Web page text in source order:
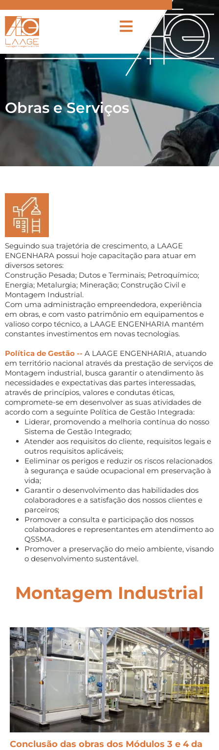
Obras e Serviços
Seguindo sua trajetória de crescimento, a LAAGE
ENGENHARA possui hoje capacitação para atuar em
diversos setores:
Construção Pesada; Dutos e Terminais; Petroquímico;
Energia; Metalurgia; Mineração; Construção Civil e
Montagem Industrial.
Com uma administração empreendedora, experiência
em obras, e com vasto patrimônio em equipamentos e
valioso corpo técnico, a LAAGE ENGENHARIA mantém
constantes investimentos em novas tecnologias.
Política de Gestão -- A LAAGE ENGENHARIA, atuando
em território nacional através da prestação de serviços de
Montagem industrial, busca garantir o atendimento às
necessidades e expectativas das partes interessadas,
através de princípios, valores e condutas éticas,
compromete-se em desenvolver as suas atividades de
acordo com a seguinte Política de Gestão Integrada:
Liderar, promovendo a melhoria contínua do nosso
Sistema de Gestão Integrado;
Atender aos requisitos do cliente, requisitos legais e
outros requisitos aplicáveis;
Eeliminar os perigos e reduzir os riscos relacionados
à segurança e saúde ocupacional em preservação à
vida;
Garantir o desenvolvimento das habilidades dos
colaboradores e a satisfação dos nossos clientes e
parceiros;
Promover a consulta e participação dos nossos
colaboradores e representantes em atendimento ao
QSSMA.
Promover a preservação do meio ambiente, visando
o desenvolvimento sustentável.
Montagem Industrial
Conclusão das obras dos Módulos 3 e 4 da